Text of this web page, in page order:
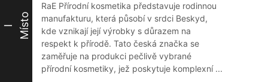
I Místo
RaE Přírodní kosmetika představuje rodinnou
manufakturu, která působí v srdci Beskyd,
kde vznikají její výrobky s důrazem na
respekt k přírodě. Tato česká značka se
zaměřuje na produkci pečlivě vybrané
přírodní kosmetiky, jež poskytuje komplexní ...